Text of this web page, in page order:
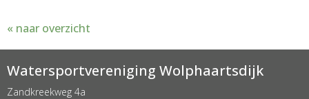
« naar overzicht
Watersportvereniging Wolphaartsdijk
Zandkreekweg 4a